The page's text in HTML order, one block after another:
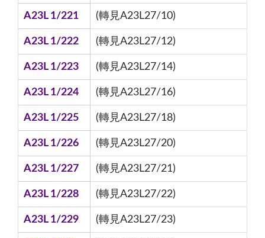
A23L 1/221 (轉見A23L27/10)
A23L 1/222 (轉見A23L27/12)
A23L 1/223 (轉見A23L27/14)
A23L 1/224 (轉見A23L27/16)
A23L 1/225 (轉見A23L27/18)
A23L 1/226 (轉見A23L27/20)
A23L 1/227 (轉見A23L27/21)
A23L 1/228 (轉見A23L27/22)
A23L 1/229 (轉見A23L27/23)